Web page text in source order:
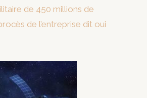
de 450 millions de
de l’entreprise dit oui